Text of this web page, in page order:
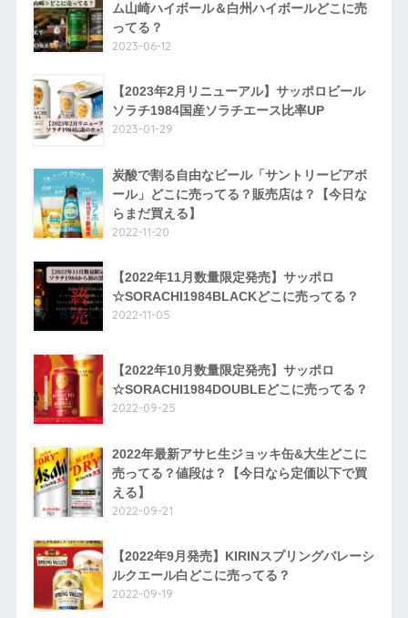
ム山崎ハイボール＆白州ハイボールどこに売
ってる？
2023-06-12
【2023年2月リニューアル】サッポロビール
ソラチ1984国産ソラチエース比率UP
2023-01-29
炭酸で割る自由なビール「サントリービアボ
ール」どこに売ってる？販売店は？【今日な
らまだ買える】
2022-11-20
【2022年11月数量限定発売】サッポロ
☆SORACHI1984BLACKどこに売ってる？
2022-11-05
【2022年10月数量限定発売】サッポロ
☆SORACHI1984DOUBLEどこに売ってる？
2022-09-25
2022年最新アサヒ生ジョッキ缶&大生どこに
売ってる？値段は？【今日なら定価以下で買
える】
2022-09-21
【2022年9月発売】KIRINスプリングバレーシ
ルクエール白どこに売ってる？
2022-09-19